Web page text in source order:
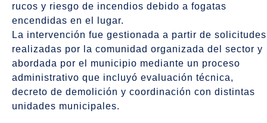
rucos y riesgo de incendios debido a fogatas
encendidas en el lugar.
La intervención fue gestionada a partir de solicitudes
realizadas por la comunidad organizada del sector y
abordada por el municipio mediante un proceso
administrativo que incluyó evaluación técnica,
decreto de demolición y coordinación con distintas
unidades municipales.